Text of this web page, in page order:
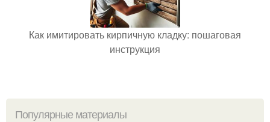
Как имитировать кирпичную кладку: пошаговая
инструкция
Популярные материалы